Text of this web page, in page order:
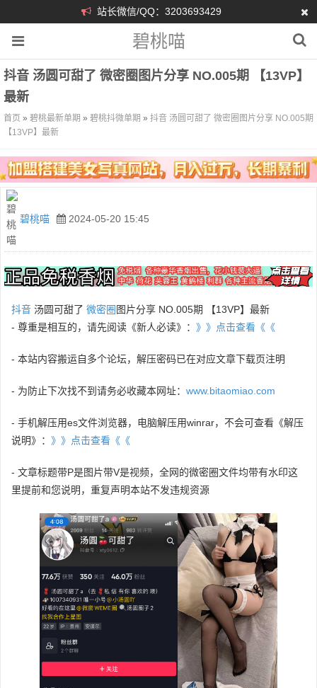
站长微信/QQ：3203693429
碧桃喵
抖音 汤圆可甜了 微密圈图片分享 NO.005期 【13VP】
最新
首页 » 碧桃最新单期 » 碧桃抖微单期 » 抖音 汤圆可甜了 微密圈图片分享 NO.005期
【13VP】最新
碧桃喵 2024-05-20 15:45
抖音 汤圆可甜了 微密圈 图片分享 NO.005期 【13VP】最新
- 尊重是相互的，请先阅读《新人必读》： 》》点击查看《《
- 本站内容搬运自多个论坛，解压密码已在对应文章下载页注明
- 为防止下次找不到请务必收藏本网址： www.bitaomiao.com
- 手机解压用es文件浏览器，电脑解压用winrar，不会可查看《解压
说明》： 》》点击查看《《
- 文章标题带P是图片带V是视频，全网的微密圈文件均带有水印这
里提前和您说明，重复声明本站不发违规资源